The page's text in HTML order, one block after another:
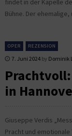
findet in der Kapelle
Bühne. Der
OPER REZENSION
7. Juni 2024 by Dominik
Prachtvoll:
in
Giuseppe Verdis
Pracht und emotionale